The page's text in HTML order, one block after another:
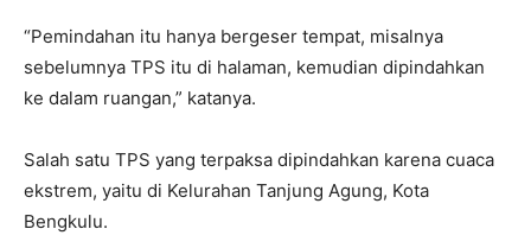
“Pemindahan itu hanya bergeser tempat, misalnya
sebelumnya TPS itu di halaman, kemudian dipindahkan
ke dalam ruangan,” katanya.
Salah satu TPS yang terpaksa dipindahkan karena cuaca
ekstrem, yaitu di Kelurahan Tanjung Agung, Kota
Bengkulu.